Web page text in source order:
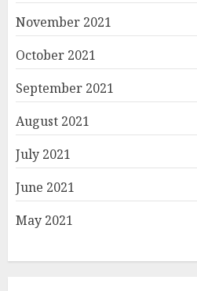
November 2021
October 2021
September 2021
August 2021
July 2021
June 2021
May 2021